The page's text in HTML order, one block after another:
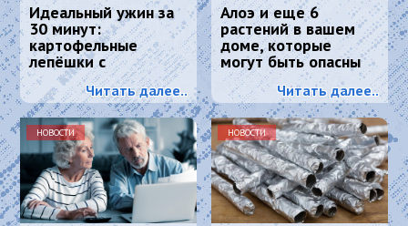
Идеальный ужин за
30 минут:
картофельные
лепёшки с
хрустящей корочкой
и тягучим сыром
Читать далее..
Алоэ и еще 6
растений в вашем
доме, которые
могут быть опасны
для вашего
здоровьяЧитать далее..
НОВОСТИ НОВОСТИ